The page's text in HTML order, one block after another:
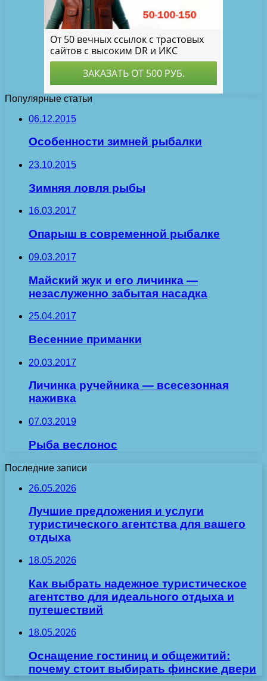
Популярные статьи
06.12.2015
Особенности зимней рыбалки
23.10.2015
Зимняя ловля рыбы
16.03.2017
Опарыш в современной рыбалке
09.03.2017
Майский жук и его личинка —
незаслуженно забытая насадка
25.04.2017
Весенние приманки
20.03.2017
Личинка ручейника — всесезонная
наживка
07.03.2019
Рыба веслонос
Последние записи
26.05.2026
Лучшие предложения и услуги
туристического агентства для вашего
отдыха
18.05.2026
Как выбрать надежное туристическое
агентство для идеального отдыха и
путешествий
18.05.2026
Оснащение гостиниц и общежитий:
почему стоит выбирать финские двери